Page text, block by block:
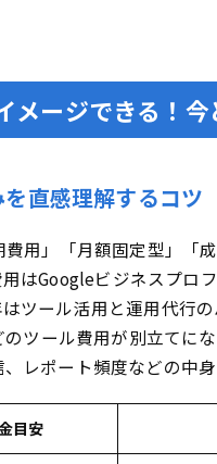
多店舗運用や契約
MEOツール活用vs代行
代行業者へ依頼す
Googleビジネス
低価格ツール活用
失敗しないMEO料金
見積もりテンプ
MEO料金を業種別・店
業種別MEO料金
メージできる！
直感理解するコツ
用」「月額固定型」「
はGoogleビジネスプロ
ツール活用と運用代行
ツール費用が別立てに
レポート頻度などの中
目安